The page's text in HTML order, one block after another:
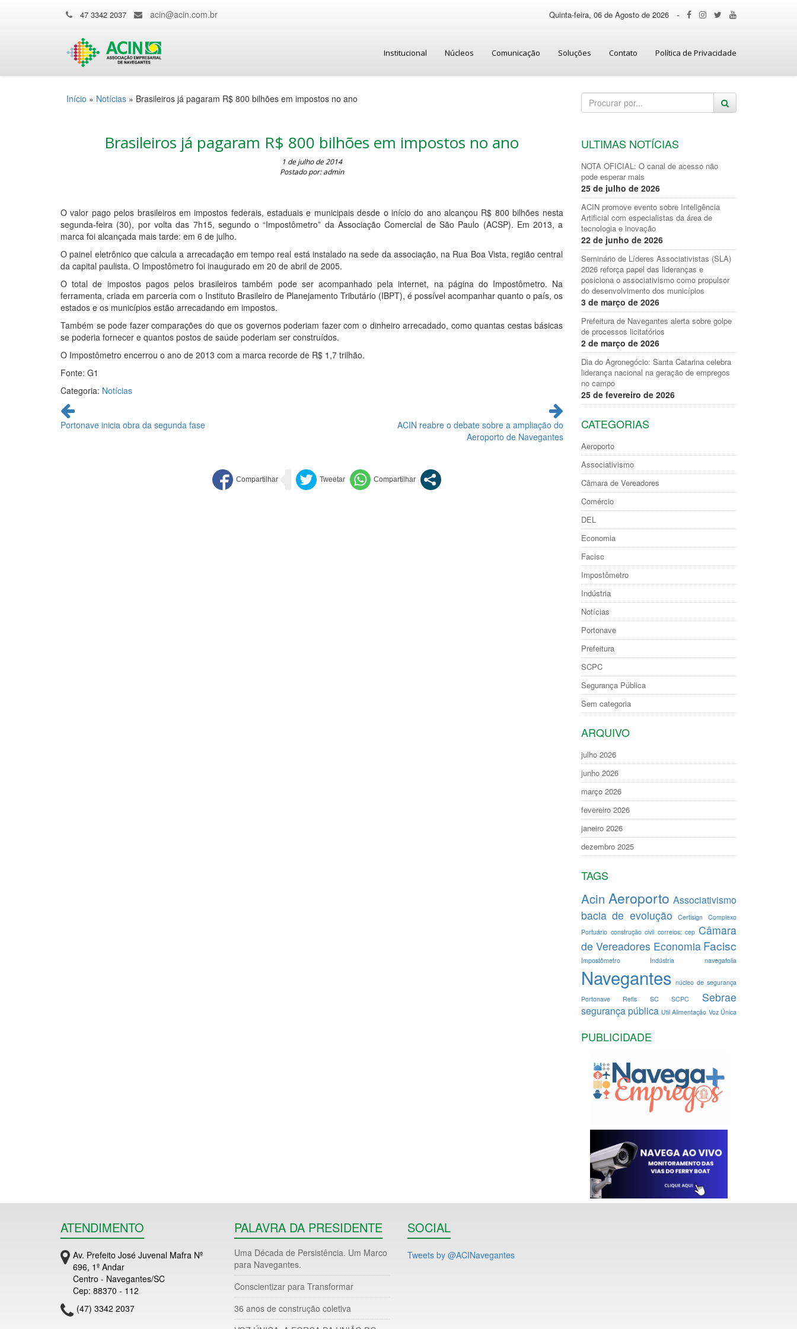
47 3342 2037 acin@acin.com.br Quinta-feira, 06 de Agosto de 2026 -
Institucional Núcleos Comunicação Soluções Contato Política de Privacidade
Início » Notícias » Brasileiros já pagaram R$ 800 bilhões em impostos no ano
Brasileiros já pagaram R$ 800 bilhões em impostos no ano
1 de julho de 2014
Postado por: admin
O valor pago pelos brasileiros em impostos federais, estaduais e municipais desde o início do ano alcançou R$ 800 bilhões nesta
segunda-feira (30), por volta das 7h15, segundo o “Impostômetro” da Associação Comercial de São Paulo (ACSP). Em 2013, a
marca foi alcançada mais tarde: em 6 de julho.
O painel eletrônico que calcula a arrecadação em tempo real está instalado na sede da associação, na Rua Boa Vista, região central
da capital paulista. O Impostômetro foi inaugurado em 20 de abril de 2005.
O total de impostos pagos pelos brasileiros também pode ser acompanhado pela internet, na página do Impostômetro. Na
ferramenta, criada em parceria com o Instituto Brasileiro de Planejamento Tributário (IBPT), é possível acompanhar quanto o país, os
estados e os municípios estão arrecadando em impostos.
Também se pode fazer comparações do que os governos poderiam fazer com o dinheiro arrecadado, como quantas cestas básicas
se poderia fornecer e quantos postos de saúde poderiam ser construídos.
O Impostômetro encerrou o ano de 2013 com a marca recorde de R$ 1,7 trilhão.
Fonte: G1
Categoria: Notícias
Continue
lendo
Portonave inicia obra da segunda fase
ACIN reabre o debate sobre a ampliação do
Aeroporto de Navegantes
ULTIMAS NOTÍCIAS
NOTA OFICIAL: O canal de acesso não
pode esperar mais
25 de julho de 2026
ACIN promove evento sobre Inteligência
Artificial com especialistas da área de
tecnologia e inovação
22 de junho de 2026
Seminário de Líderes Associativistas (SLA)
2026 reforça papel das lideranças e
posiciona o associativismo como propulsor
do desenvolvimento dos municípios
3 de março de 2026
Prefeitura de Navegantes alerta sobre golpe
de processos licitatórios
2 de março de 2026
Dia do Agronegócio: Santa Catarina celebra
liderança nacional na geração de empregos
no campo
25 de fevereiro de 2026
CATEGORIAS
Aeroporto
Associativismo
Câmara de Vereadores
Comércio
DEL
Economia
Facisc
Impostômetro
Indústria
Notícias
Portonave
Prefeitura
SCPC
Segurança Pública
Sem categoria
ARQUIVO
julho 2026
junho 2026
março 2026
fevereiro 2026
janeiro 2026
dezembro 2025
TAGS
Acin Aeroporto Associativismo
bacia de evolução Certisign Complexo
Portuário construção civil correios; cep Câmara
de Vereadores Economia Facisc
Impostômetro Indústria navegafolia
Navegantes núcleo de segurança
Portonave
Refis SC SCPC Sebrae
segurança pública Util Alimentação Voz Única
PUBLICIDADE
ATENDIMENTO
Av. Prefeito José Juvenal Mafra Nº
696, 1º Andar
Centro - Navegantes/SC
Cep: 88370 - 112
(47) 3342 2037
PALAVRA DA PRESIDENTE
Uma Década de Persistência. Um Marco
para Navegantes.
Conscientizar para Transformar
36 anos de construção coletiva
SOCIAL
Tweets by @ACINavegantes